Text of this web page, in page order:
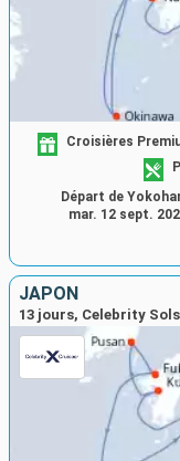
Croisières
Départ de
mar. 12 sept.
JAPON
13 jours, Celebrity